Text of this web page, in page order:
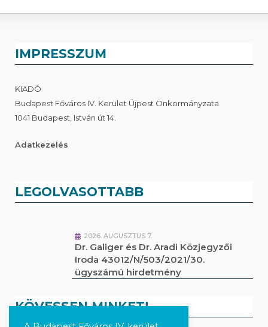
IMPRESSZUM
KIADÓ
Budapest Főváros IV. Kerület Újpest Önkormányzata
1041 Budapest, István út 14.
Adatkezelés
LEGOLVASOTTABB
2026. AUGUSZTUS 7.
Dr. Galiger és Dr. Aradi Közjegyzői
Iroda 43012/N/503/2021/30.
ügyszámú hirdetmény
KÖVESSEN MINKET!